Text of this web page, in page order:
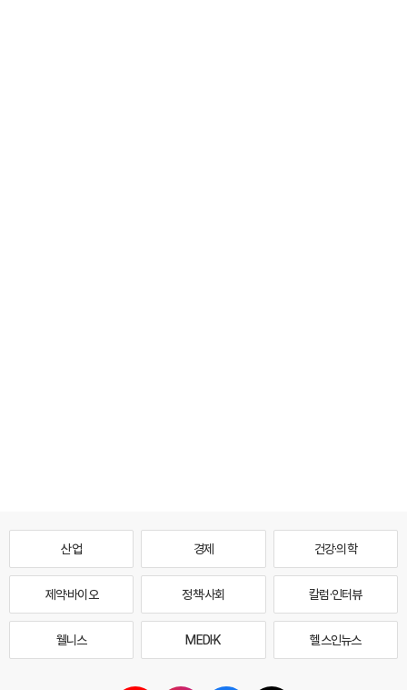
산업 경제 건강·의학
제약·바이오 정책·사회 칼럼·인터뷰
웰니스 MEDI·K 헬스인뉴스